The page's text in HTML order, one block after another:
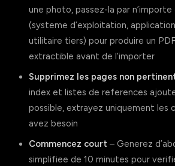
une photo, passez-la par
(systeme d’exploitation,
utilitaire tiers) pour produire un
extractible avant de l’importer
Supprimez les pages non
index et listes de references
possible, extrayez uniquement les
avez besoin
Commencez court – Generez
simplifiee de 10 minutes pour